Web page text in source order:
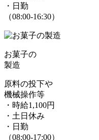
・日勤
（08:00-16:30）
お菓子の
製造
原料の投下や
機械操作等
・時給1,100円
・土日休み
・日勤
（08:00-17:00）